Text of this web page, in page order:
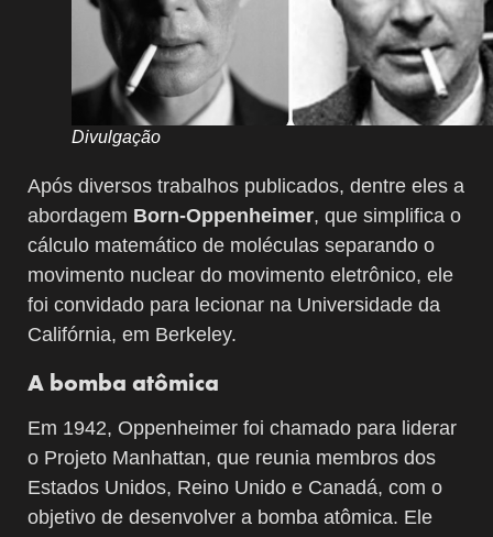
Divulgação
Após diversos trabalhos publicados, dentre eles a
abordagem Born-Oppenheimer, que simplifica o
cálculo matemático de moléculas separando o
movimento nuclear do movimento eletrônico, ele
foi convidado para lecionar na Universidade da
Califórnia, em Berkeley.
A bomba atômica
Em 1942, Oppenheimer foi chamado para liderar
o Projeto Manhattan, que reunia membros dos
Estados Unidos, Reino Unido e Canadá, com o
objetivo de desenvolver a bomba atômica. Ele